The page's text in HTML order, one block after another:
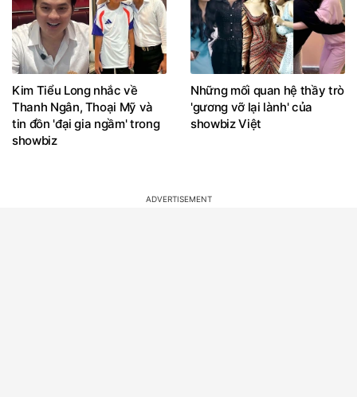
Kim Tiểu Long nhắc về
Thanh Ngân, Thoại Mỹ và
tin đồn 'đại gia ngầm' trong
showbiz
Những mối quan hệ thầy trò
'gương vỡ lại lành' của
showbiz Việt